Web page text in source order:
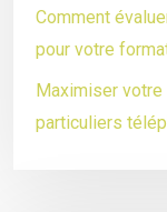
Comment
pour votre
Maximiser
particuliers